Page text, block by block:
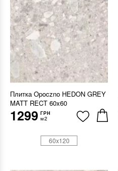
Плитка Opoczno HEDON GREY
MATT RECT 60x60
1299 ГРН
м2
60x120